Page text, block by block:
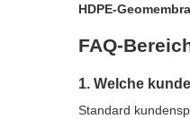
HDPE-
FAQ-
1. Welche
Standard